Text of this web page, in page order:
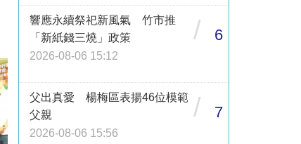
響應永續祭祀新風氣 竹市推
「新紙錢三燒」政策
2026-08-06 15:12
/ 6
父出真愛 楊梅區表揚46位模範
父親
2026-08-06 15:56
/ 7